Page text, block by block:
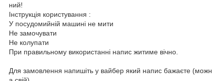
ний!
Інструкція користування :
У посудомийній машині не мити
Не замочувати
Не колупати
При правильному використанні напис житиме вічно.
Для замовлення напишіть у вайбер який напис бажаєте (можн